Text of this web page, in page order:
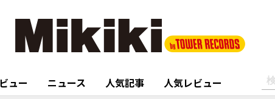
ュー ニュース 人気記事
人気レビュー